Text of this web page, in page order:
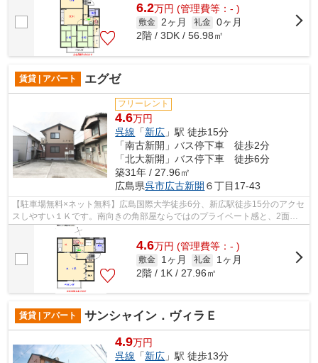
6.2万円 (管理費等：- )
敷金 2ヶ月 礼金 0ヶ月
2階 / 3DK / 56.98㎡
賃貸 | アパート エグゼ
フリーレント
4.6万円
呉線 「新広 」駅 徒歩15分
「南古新開」バス停下車 徒歩2分
「北大新開」バス停下車 徒歩6分
築31年 / 27.96㎡
広島県呉市広古新開 ６丁目17-43
【駐車場無料×ネット無料】広島国際大学徒歩6分、新広駅徒歩15分のアクセ
スしやすい１Ｋです。南向きの角部屋ならではのプライベート感と、2面採
光で明るく窓を開ければ心地よい風が通...
4.6万円 (管理費等：- )
敷金 1ヶ月 礼金
1ヶ月
2階 / 1K / 27.96㎡
賃貸 | アパート サンシャイン．ヴィラＥ
4.9万円
呉線 「新広 」駅 徒歩13分